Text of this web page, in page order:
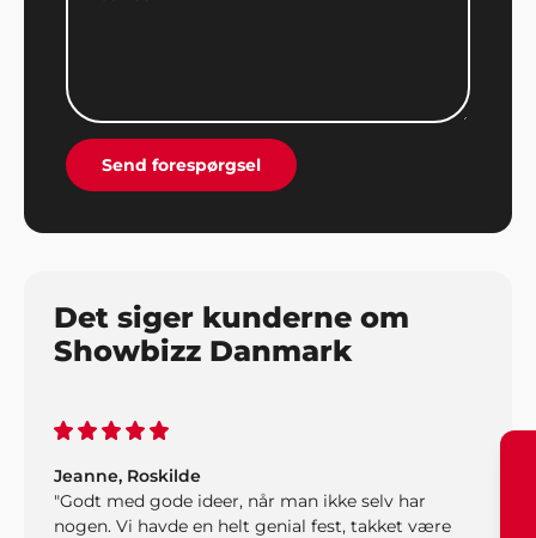
Send forespørgsel
Det siger kunderne om
Showbizz Danmark
John Jensen, Herning
"Vi har booket musik gennem Showbizz Danmark.
God og kyndig vejledning og hurtig booking".
Jeanne, Roskilde
"Godt med gode ideer, når man ikke selv har
nogen. Vi havde en helt genial fest, takket være